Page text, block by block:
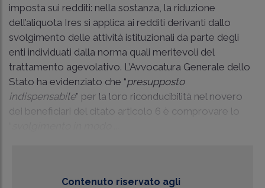
imposta sui redditi: nella sostanza, la riduzione
dell’aliquota Ires si applica ai redditi derivanti dallo
svolgimento delle attività istituzionali da parte degli
enti individuati dalla norma quali meritevoli del
trattamento agevolativo. L’Avvocatura Generale dello
Stato ha evidenziato che “presupposto
indispensabile” per la loro riconducibilità nel novero
dei beneficiari del citato articolo 6 è comprovare lo
Contenuto riservato agli